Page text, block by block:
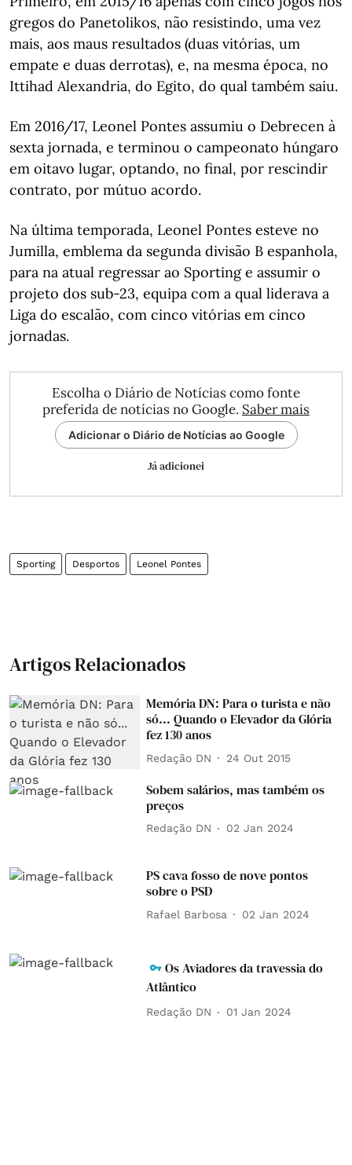
gregos do Panetolikos, não resistindo, uma vez
mais, aos maus resultados (duas vitórias, um
empate e duas derrotas), e, na mesma época, no
Ittihad Alexandria, do Egito, do qual também saiu.
Em 2016/17, Leonel Pontes assumiu o Debrecen à
sexta jornada, e terminou o campeonato húngaro
em oitavo lugar, optando, no final, por rescindir
contrato, por mútuo acordo.
Na última temporada, Leonel Pontes esteve no
Jumilla, emblema da segunda divisão B espanhola,
para na atual regressar ao Sporting e assumir o
projeto dos sub-23, equipa com a qual liderava a
Liga do escalão, com cinco vitórias em cinco
jornadas.
Escolha o Diário de Notícias como fonte
preferida de notícias no Google. Saber mais
Adicionar o Diário de Notícias ao Google
Já adicionei
Sporting Desportos Leonel Pontes
Artigos Relacionados
Memória DN: Para o turista e não
só... Quando o Elevador da Glória
fez 130 anos
Redação DN 24 Out 2015
Sobem salários, mas também os
preços
Redação DN 02 Jan 2024
PS cava fosso de nove pontos
sobre o PSD
Rafael Barbosa 02 Jan 2024
Os Aviadores da travessia do
Atlântico
Redação DN 01 Jan 2024